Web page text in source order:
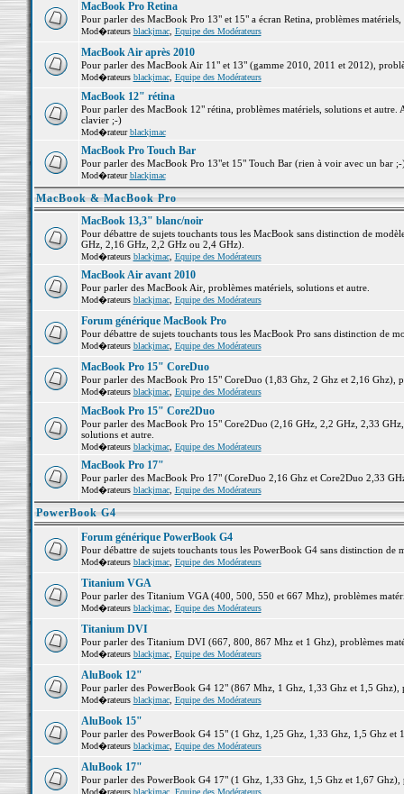
MacBook Pro Retina
Pour parler des MacBook Pro 13" et 15" a écran Retina, problèmes matériels,
Mod�rateurs blackjmac, Equipe des Modérateurs
MacBook Air après 2010
Pour parler des MacBook Air 11" et 13" (gamme 2010, 2011 et 2012),
Mod�rateurs blackjmac, Equipe des Modérateurs
MacBook 12" rétina
Pour parler des MacBook 12" rétina, problèmes matériels, solutions et
clavier ;-)
Mod�rateurblackjmac
MacBook Pro Touch Bar
Pour parler des MacBook Pro 13"et 15" Touch Bar (rien à voir avec un bar
Mod�rateurblackjmac
MacBook & MacBook Pro
MacBook 13,3" blanc/noir
Pour débattre de sujets touchants tous les MacBook sans distinction de
GHz, 2,16 GHz, 2,2 GHz ou 2,4 GHz).
Mod�rateurs blackjmac, Equipe des Modérateurs
MacBook Air avant 2010
Pour parler des MacBook Air, problèmes matériels, solutions et autre.
Mod�rateurs blackjmac, Equipe des Modérateurs
Forum générique MacBook Pro
Pour débattre de sujets touchants tous les MacBook Pro sans distinction de
Mod�rateurs blackjmac, Equipe des Modérateurs
MacBook Pro 15" CoreDuo
Pour parler des MacBook Pro 15" CoreDuo (1,83 Ghz, 2 Ghz et 2,16 Ghz),
Mod�rateurs blackjmac, Equipe des Modérateurs
MacBook Pro 15" Core2Duo
Pour parler des MacBook Pro 15" Core2Duo (2,16 GHz, 2,2 GHz, 2,33
solutions et autre.
Mod�rateurs blackjmac, Equipe des Modérateurs
MacBook Pro 17"
Pour parler des MacBook Pro 17" (CoreDuo 2,16 Ghz et Core2Duo 2,33
Mod�rateurs blackjmac, Equipe des Modérateurs
PowerBook G4
Forum générique PowerBook G4
Pour débattre de sujets touchants tous les PowerBook G4 sans distinction de
Mod�rateurs blackjmac, Equipe des Modérateurs
Titanium VGA
Pour parler des Titanium VGA (400, 500, 550 et 667 Mhz), problèmes
Mod�rateurs blackjmac, Equipe des Modérateurs
Titanium DVI
Pour parler des Titanium DVI (667, 800, 867 Mhz et 1 Ghz), problèmes
Mod�rateurs blackjmac, Equipe des Modérateurs
AluBook 12"
Pour parler des PowerBook G4 12" (867 Mhz, 1 Ghz, 1,33 Ghz et 1,5 Ghz),
Mod�rateurs blackjmac, Equipe des Modérateurs
AluBook 15"
Pour parler des PowerBook G4 15" (1 Ghz, 1,25 Ghz, 1,33 Ghz, 1,5 Ghz et
Mod�rateurs blackjmac, Equipe des Modérateurs
AluBook 17"
Pour parler des PowerBook G4 17" (1 Ghz, 1,33 Ghz, 1,5 Ghz et 1,67 Ghz),
Mod�rateurs blackjmac, Equipe des Modérateurs